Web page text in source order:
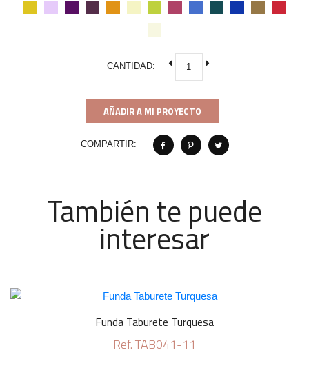
CANTIDAD:
AÑADIR A MI PROYECTO
COMPARTIR:
También te puede
interesar
Funda Taburete Turquesa
Ref. TAB041-11